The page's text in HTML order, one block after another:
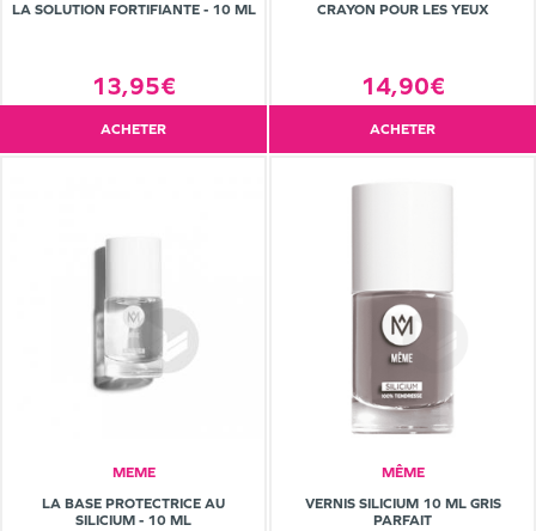
LA SOLUTION FORTIFIANTE - 10 ML
13,95€
ACHETER
CRAYON POUR LES YEUX
14,90€
ACHETER
MEME
LA BASE PROTECTRICE AU
SILICIUM - 10 ML
MÊME
VERNIS SILICIUM 10 ML GRIS
PARFAIT